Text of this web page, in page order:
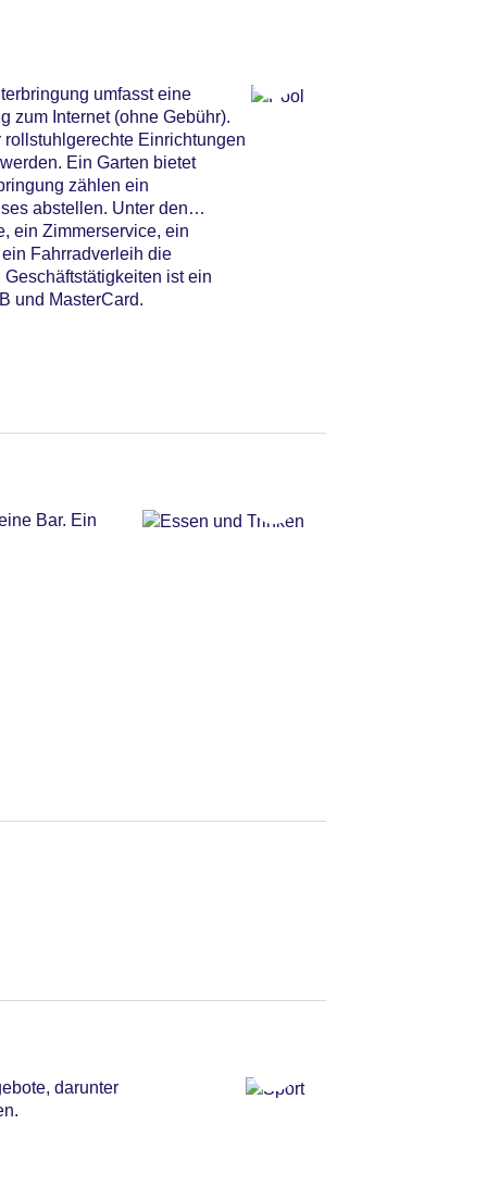
umfasst eine
zum Internet (ohne Gebühr).
Einrichtungen
Ein Garten bietet
zählen ein
abstellen. Unter den
ein Zimmerservice, ein
Fahrradverleih die
ist ein
und MasterCard.
Bar. Ein
darunter